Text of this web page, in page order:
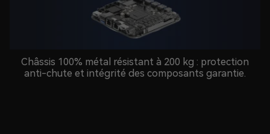
Châssis 100% métal résistant à 200 kg : protection
anti-chute et intégrité des composants garantie.